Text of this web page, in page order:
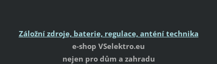
Záložní zdroje, baterie, regulace, anténí technika
e-shop VSelektro.eu
nejen pro dům a zahradu